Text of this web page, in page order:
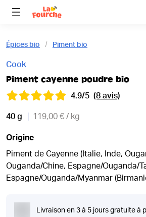
Épices bio Piment bio
Cook
Piment cayenne poudre bio
4.9/5 (8 avis)
40 g 119,00 € / kg
Origine
Piment de Cayenne (Italie, Inde,
Ouganda/Chine, Espagne/Ouganda/
Espagne/Ouganda/Myanmar
Livraison en 3 à 5 jours gratuite à